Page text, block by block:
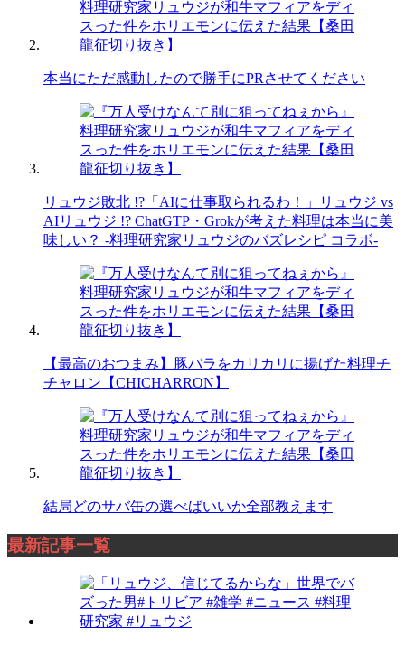
本当にただ感動したので勝手にPRさせてください
リュウジ敗北 !?「AIに仕事取られるわ！」リュウジ vs
AIリュウジ !? ChatGTP・Grokが考えた料理は本当に美
味しい？ -料理研究家リュウジのバズレシピ コラボ-
【最高のおつまみ】豚バラをカリカリに揚げた料理チ
チャロン【CHICHARRON】
結局どのサバ缶の選べばいいか全部教えます
最新記事一覧